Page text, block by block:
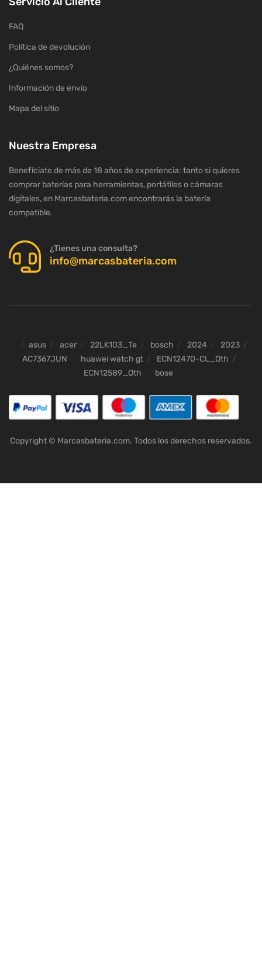
FAQ
Política de devolución
¿Quiénes somos?
Información de envío
Mapa del sitio
Nuestra Empresa
Benefíciate de más de 18 años de experiencia: tanto si quieres
comprar baterías para herramientas, portátiles o cámaras
digitales, en Marcasbateria.com encontrarás la batería
compatible.
¿Tienes una consulta?
info@marcasbateria.com
asus acer 22LK103_Te bosch 2024
2023
AC7367JUN
huawei watch gt
ECN12470-CL_Oth
ECN12589_Oth
bose
Copyright © Marcasbateria.com. Todos los derechos reservados.